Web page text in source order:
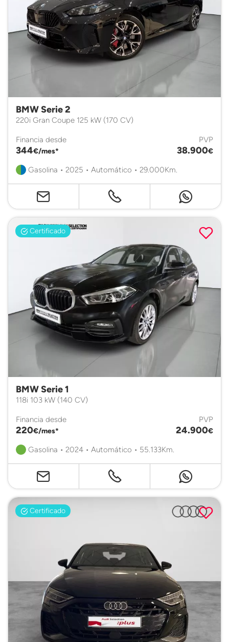
BMW Serie 2
220i Gran Coupe 125 kW (170 CV)
Financia desde
344€/mes*
PVP
38.900€
Gasolina • 2025 • Automático • 29.000Km.
Certificado
BMW Serie 1
118i 103 kW (140 CV)
Financia desde
220€/mes*
PVP
24.900€
Gasolina • 2024 • Automático • 55.133Km.
Certificado